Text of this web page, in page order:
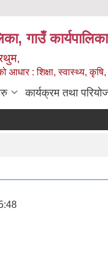
गाउँ
आधार : शिक्षा, स्वास्थ्य, कृषि,
कार्यक्रम तथा